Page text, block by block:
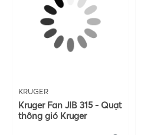
KRUGER
Kruger Fan JIB 315 - Quạt
thông gió Kruger